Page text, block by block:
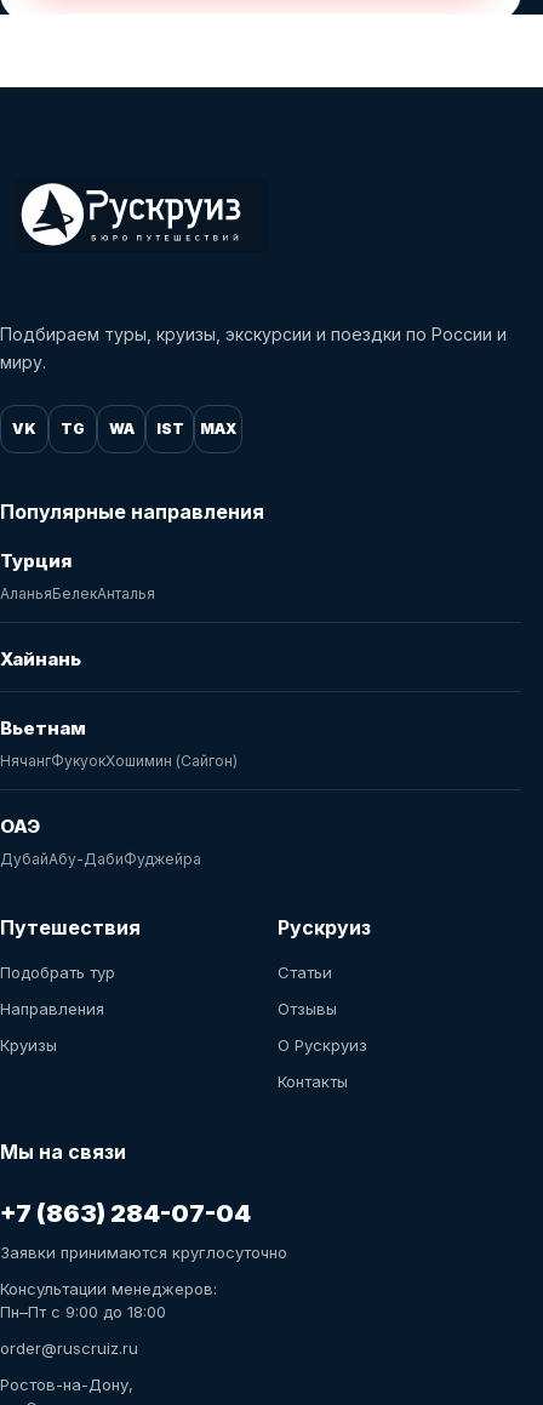
Подбираем туры, круизы, экскурсии и поездки по России и
миру.
VK TG WA IST MAX
Популярные направления
Турция
АланьяБелекАнталья
Хайнань
Вьетнам
НячангФукуокХошимин (Сайгон)
ОАЭ
ДубайАбу-ДабиФуджейра
Путешествия
Подобрать тур
Направления
Круизы
Рускруиз
Статьи
Отзывы
О Рускруиз
Контакты
Мы на связи
+7 (863) 284-07-04
Заявки принимаются круглосуточно
Консультации менеджеров:
Пн–Пт с 9:00 до 18:00
order@ruscruiz.ru
Ростов-на-Дону,